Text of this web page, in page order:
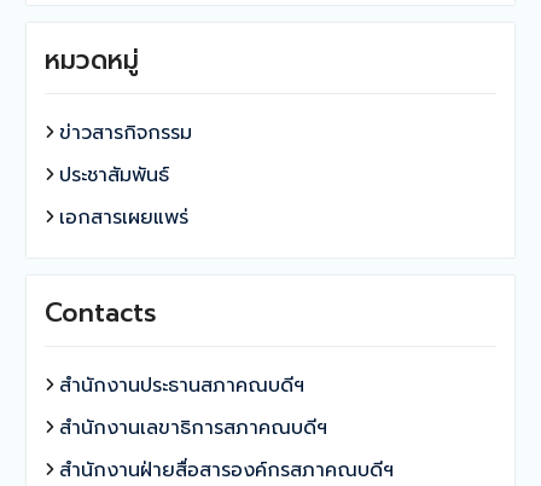
หมวดหมู่
ข่าวสารกิจกรรม
ประชาสัมพันธ์
เอกสารเผยแพร่
Contacts
สำนักงานประธานสภาคณบดีฯ
สำนักงานเลขาธิการสภาคณบดีฯ
สำนักงานฝ่ายสื่อสารองค์กรสภาคณบดีฯ